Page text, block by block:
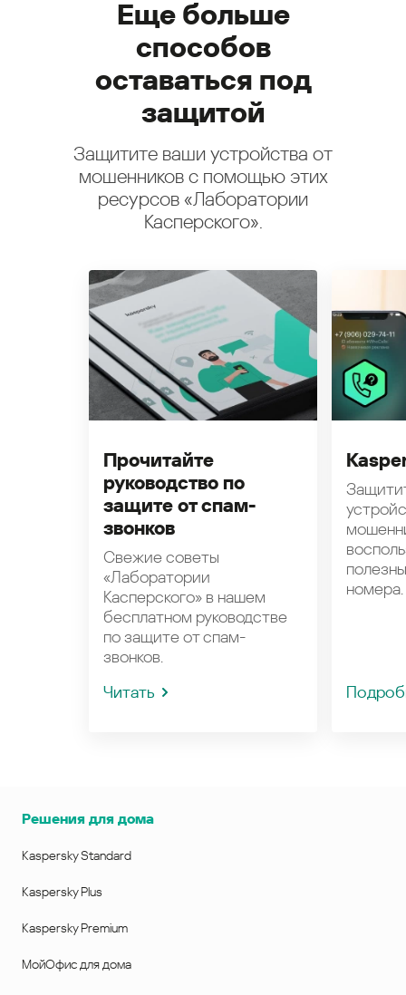
Еще больше
способов
оставаться под
защитой
Защитите ваши устройства от
мошенников с помощью этих
ресурсов «Лаборатории
Касперского».
Прочитайте
руководство по
защите от спам-
звонков
Свежие советы
«Лаборатории
Касперского» в нашем
бесплатном руководстве
по защите от спам-
звонков.
Читать
номера.
Решения для дома
Kaspersky Standard
Kaspersky Plus
Kaspersky Premium
МойОфис для дома